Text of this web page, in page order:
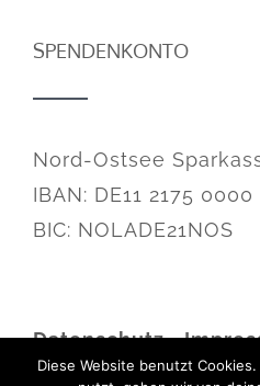
SPENDENKONTO
Nord-Ostsee
IBAN: DE11 2175 0000
BIC: NOLADE21NOS
Datenschutz•
Diese Website benutzt